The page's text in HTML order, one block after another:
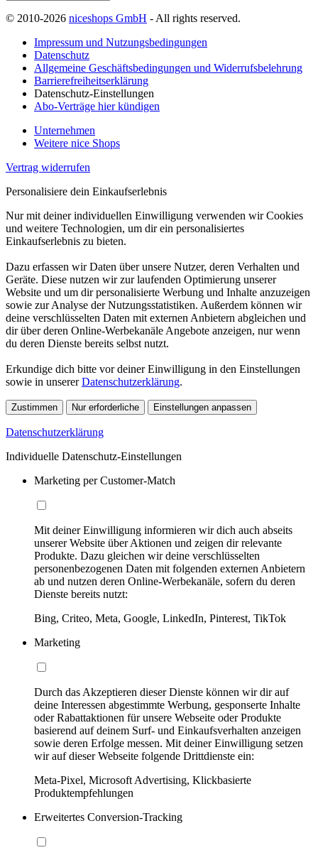
© 2010-2026 niceshops GmbH - All rights reserved.
Impressum und Nutzungsbedingungen
Datenschutz
Allgemeine Geschäftsbedingungen und Widerrufsbelehrung
Barrierefreiheitserklärung
Datenschutz-Einstellungen
Abo-Verträge hier kündigen
Unternehmen
Weitere nice Shops
Vertrag widerrufen
Personalisiere dein Einkaufserlebnis
Nur mit deiner individuellen Einwilligung verwenden wir Cookies
und weitere Technologien, um dir ein personalisiertes
Einkaufserlebnis zu bieten.
Dazu erfassen wir Daten über unsere Nutzer, deren Verhalten und
Geräte. Diese nutzen wir zur laufenden Optimierung unserer
Website und um dir personalisierte Werbung und Inhalte anzuzeigen
sowie zur Analyse der Nutzungsstatistiken. Außerdem können wir
deine verschlüsselten Daten mit externen Anbietern abgleichen und
dir über deren Online-Werbekanäle Angebote anzeigen, nur wenn
du deren Dienste bereits selbst nutzt.
Erkundige dich bitte vor deiner Einwilligung in den Einstellungen
sowie in unsererDatenschutzerklärung.
Zustimmen Nur erforderliche Einstellungen anpassen
Datenschutzerklärung
Individuelle Datenschutz-Einstellungen
Marketing per Customer-Match
Mit deiner Einwilligung informieren wir dich auch abseits
unserer Website über Aktionen und zeigen dir relevante
Produkte. Dazu gleichen wir deine verschlüsselten
personenbezogenen Daten mit folgenden externen Anbietern
ab und nutzen deren Online-Werbekanäle, sofern du deren
Dienste bereits nutzt:
Bing, Criteo, Meta, Google, LinkedIn, Pinterest, TikTok
Marketing
Durch das Akzeptieren dieser Dienste können wir dir auf
deine Interessen abgestimmte Werbung, gesponserte Inhalte
oder Rabattaktionen für unsere Webseite oder Produkte
basierend auf deinem Surf- und Einkaufsverhalten anzeigen
sowie deren Erfolge messen. Mit deiner Einwilligung setzen
wir auf dieser Webseite folgende Drittdienste ein:
Meta-Pixel, Microsoft Advertising, Klickbasierte
Produktempfehlungen
Erweitertes Conversion-Tracking